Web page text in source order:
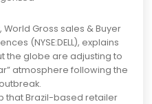
World Gross sales & Buyer
(NYSE:DELL), explains
the globe are adjusting to
atmosphere following the
that Brazil-based retailer